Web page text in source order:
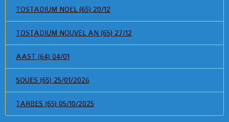
TOSTADIUM NOEL (65) 20/12
TOSTADIUM NOUVEL AN (65) 27/12
AAST (64) 04/01
SOUES (65) 25/01/2026
TARBES (65) 05/10/2025